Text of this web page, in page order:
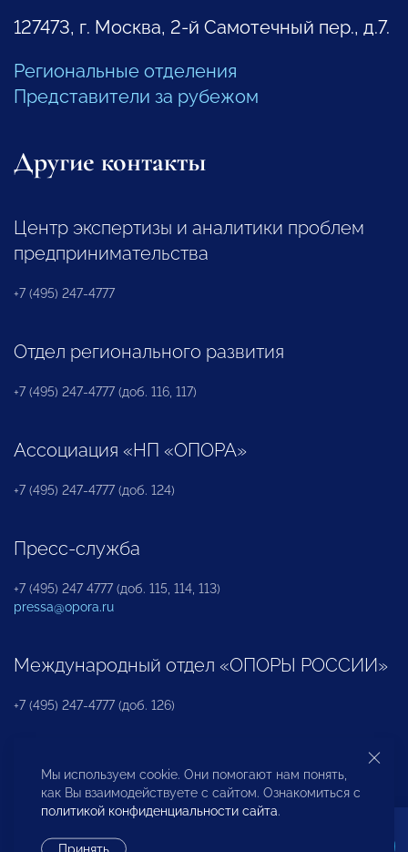
127473, г. Москва, 2-й Самотечный пер., д.7.
Региональные отделения
Представители за рубежом
Другие контакты
Центр экспертизы и аналитики проблем
предпринимательства
+7 (495) 247-4777
Отдел регионального развития
+7 (495) 247-4777 (доб. 116, 117)
Ассоциация «НП «ОПОРА»
+7 (495) 247-4777 (доб. 124)
Пресс-служба
+7 (495) 247 4777 (доб. 115, 114, 113)
pressa@opora.ru
Международный отдел «ОПОРЫ РОССИИ»
+7 (495) 247-4777 (доб. 126)
Бюро по защите прав предпринимателей и
инвесторов
Мы используем cookie. Они помогают нам понять,
как Вы взаимодействуете с сайтом. Ознакомиться с
политикой конфиденциальности сайта.
Принять